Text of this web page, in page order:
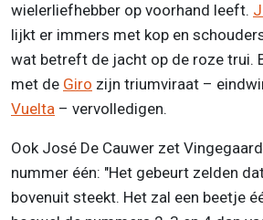
wielerliefhebber op voorhand leeft.
lijkt er immers met kop en
wat betreft de jacht op de roze trui.
met de Giro zijn triumviraat –
Vuelta – vervolledigen.
Ook José De Cauwer zet
nummer één: "Het gebeurt zelden
bovenuit steekt. Het zal een beetje